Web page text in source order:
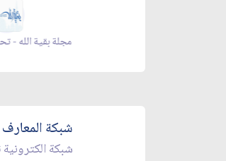
زاد شهر رمضان -
شبكة المعارف
شبكة